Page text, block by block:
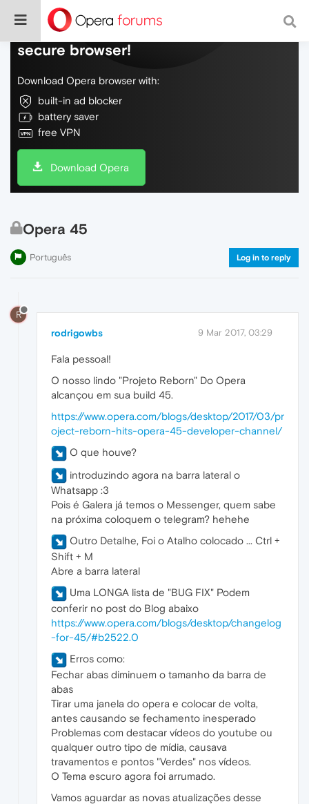
Do more on the web, with a fast and
secure browser!
Download Opera browser with:
built-in ad blocker
battery saver
free VPN
Download Opera
Opera 45
Português Log in to reply
R
rodrigowbs 9 Mar 2017, 03:29
Fala pessoal!
O nosso lindo "Projeto Reborn" Do Opera
alcançou em sua build 45.
https://www.opera.com/blogs/desktop/2017/03/pr
oject-reborn-hits-opera-45-developer-channel/
O que houve?
introduzindo agora na barra lateral o
Whatsapp :3
Pois é Galera já temos o Messenger, quem sabe
na próxima coloquem o telegram? hehehe
Outro Detalhe, Foi o Atalho colocado ... Ctrl +
Shift + M
Abre a barra lateral
Uma LONGA lista de "BUG FIX" Podem
conferir no post do Blog abaixo
https://www.opera.com/blogs/desktop/changelog
-for-45/#b2522.0
Erros como:
Fechar abas diminuem o tamanho da barra de
abas
Tirar uma janela do opera e colocar de volta,
antes causando se fechamento inesperado
Problemas com destacar vídeos do youtube ou
qualquer outro tipo de mídia, causava
travamentos e pontos "Verdes" nos vídeos.
O Tema escuro agora foi arrumado.
Vamos aguardar as novas atualizações desse